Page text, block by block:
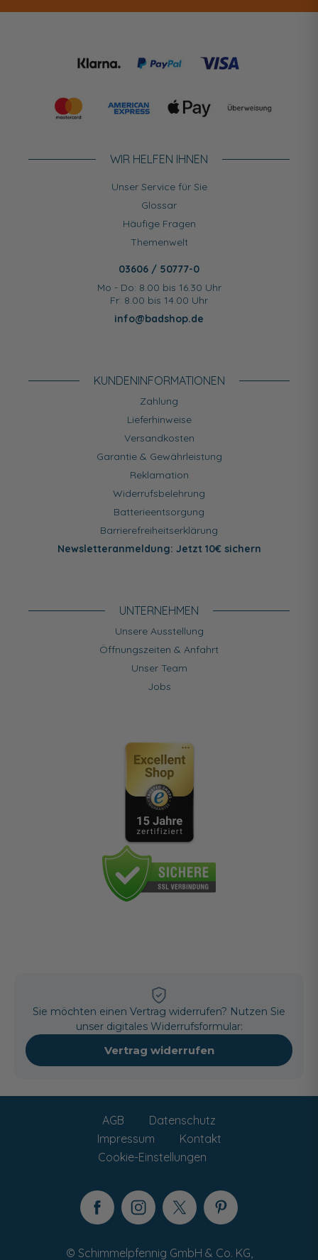
WIR HELFEN IHNEN
Unser Service für Sie
Glossar
Häufige Fragen
Themenwelt
03606 / 50777-0
Mo - Do: 8.00 bis 16.30 Uhr
Fr: 8.00 bis 14.00 Uhr
info@badshop.de
KUNDEN­INFORMATIONEN
Zahlung
Lieferhinweise
Versandkosten
Garantie & Gewährleistung
Reklamation
Widerrufsbelehrung
Batterieentsorgung
Barrierefreiheitserklärung
Newsletteranmeldung: Jetzt 10€ sichern
UNTERNEHMEN
Unsere Ausstellung
Öffnungszeiten & Anfahrt
Unser Team
Jobs
Sie möchten einen Vertrag widerrufen? Nutzen Sie
unser digitales Widerrufsformular:
Vertrag widerrufen
AGB
Datenschutz
Impressum
Kontakt
Cookie-Einstellungen
© Schimmelpfennig GmbH & Co. KG,